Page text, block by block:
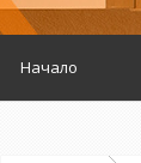
Начало